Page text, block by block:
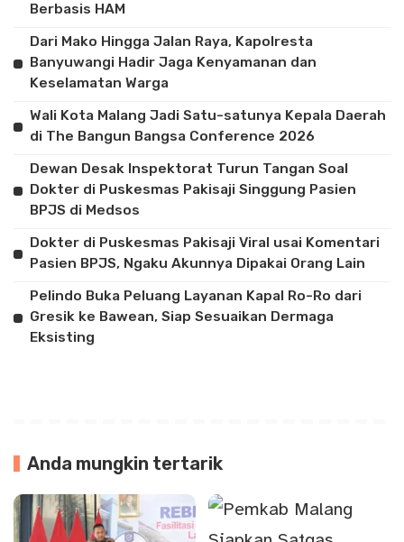
Berbasis HAM
Dari Mako Hingga Jalan Raya, Kapolresta
Banyuwangi Hadir Jaga Kenyamanan dan
Keselamatan Warga
Wali Kota Malang Jadi Satu-satunya Kepala Daerah
di The Bangun Bangsa Conference 2026
Dewan Desak Inspektorat Turun Tangan Soal
Dokter di Puskesmas Pakisaji Singgung Pasien
BPJS di Medsos
Dokter di Puskesmas Pakisaji Viral usai Komentari
Pasien BPJS, Ngaku Akunnya Dipakai Orang Lain
Pelindo Buka Peluang Layanan Kapal Ro-Ro dari
Gresik ke Bawean, Siap Sesuaikan Dermaga
Eksisting
Anda mungkin tertarik